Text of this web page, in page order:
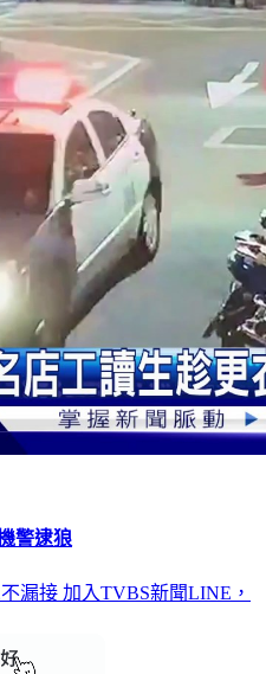
警逮狼
漏接 加入TVBS新聞LINE，